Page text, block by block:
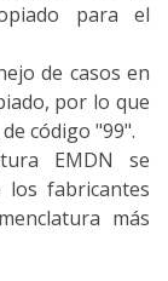
para el
de casos en
por lo que
código "99".
EMDN se
los fabricantes
más